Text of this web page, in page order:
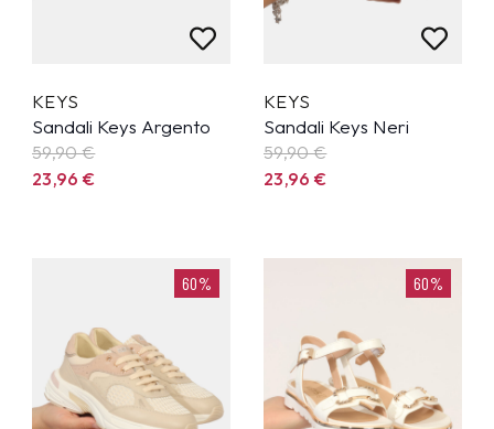
KEYS
Sandali Keys Argento
59,90€
23,96€
KEYS
Sandali Keys Neri
59,90€
23,96€
60% 60%